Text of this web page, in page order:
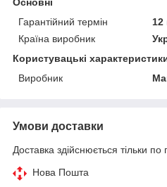
Гарантійний термін
12
Країна виробник
Користувацькі
Виробник
Умови доставки
Доставка здійснюється тільки по
Нова Пошта